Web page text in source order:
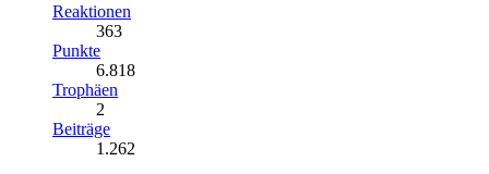
Reaktionen
363
Punkte
6.818
Trophäen
2
Beiträge
1.262